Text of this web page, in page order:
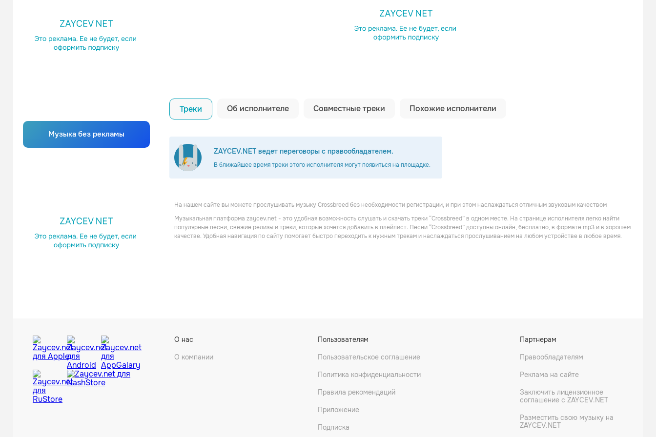
Музыка без рекламы
Копировать ссылку
Треки Об исполнителе Совместные треки Похожие исполнители
ZAYCEV.NET ведет переговоры с правообладателем.
В ближайшее время треки этого исполнителя могут появиться на площадке.
Agro Harry Shotta ZEO Splinta Eyez
На нашем сайте вы можете прослушивать музыку Crossbreed без необходимости регистрации, и при этом наслаждаться отличным звуковым качеством
Музыкальная платформа zaycev.net - это удобная возможность слушать и скачать треки “Crossbreed” в одном месте. На странице исполнителя легко найти
популярные песни, свежие релизы и треки, которые хочется добавить в плейлист. Песни “Crossbreed” доступны онлайн, бесплатно, в формате mp3 и в хорошем
качестве. Удобная навигация по сайту помогает быстро переходить к нужным трекам и наслаждаться прослушиванием на любом устройстве в любое время.
О нас
О компании
Пользователям
Пользовательское соглашение
Политика конфиденциальности
Правила рекомендаций
Приложение
Подписка
Партнерам
Правообладателям
Реклама на сайте
Заключить лицензионное
соглашение с ZAYCEV.NET
Разместить свою музыку на
ZAYCEV.NET